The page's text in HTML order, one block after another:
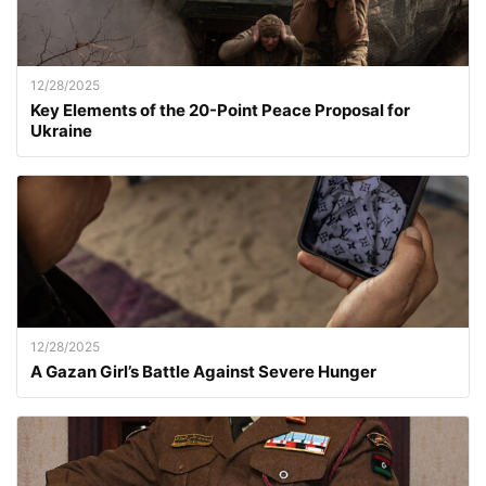
12/28/2025
Key Elements of the 20-Point Peace Proposal for
Ukraine
12/28/2025
A Gazan Girl’s Battle Against Severe Hunger